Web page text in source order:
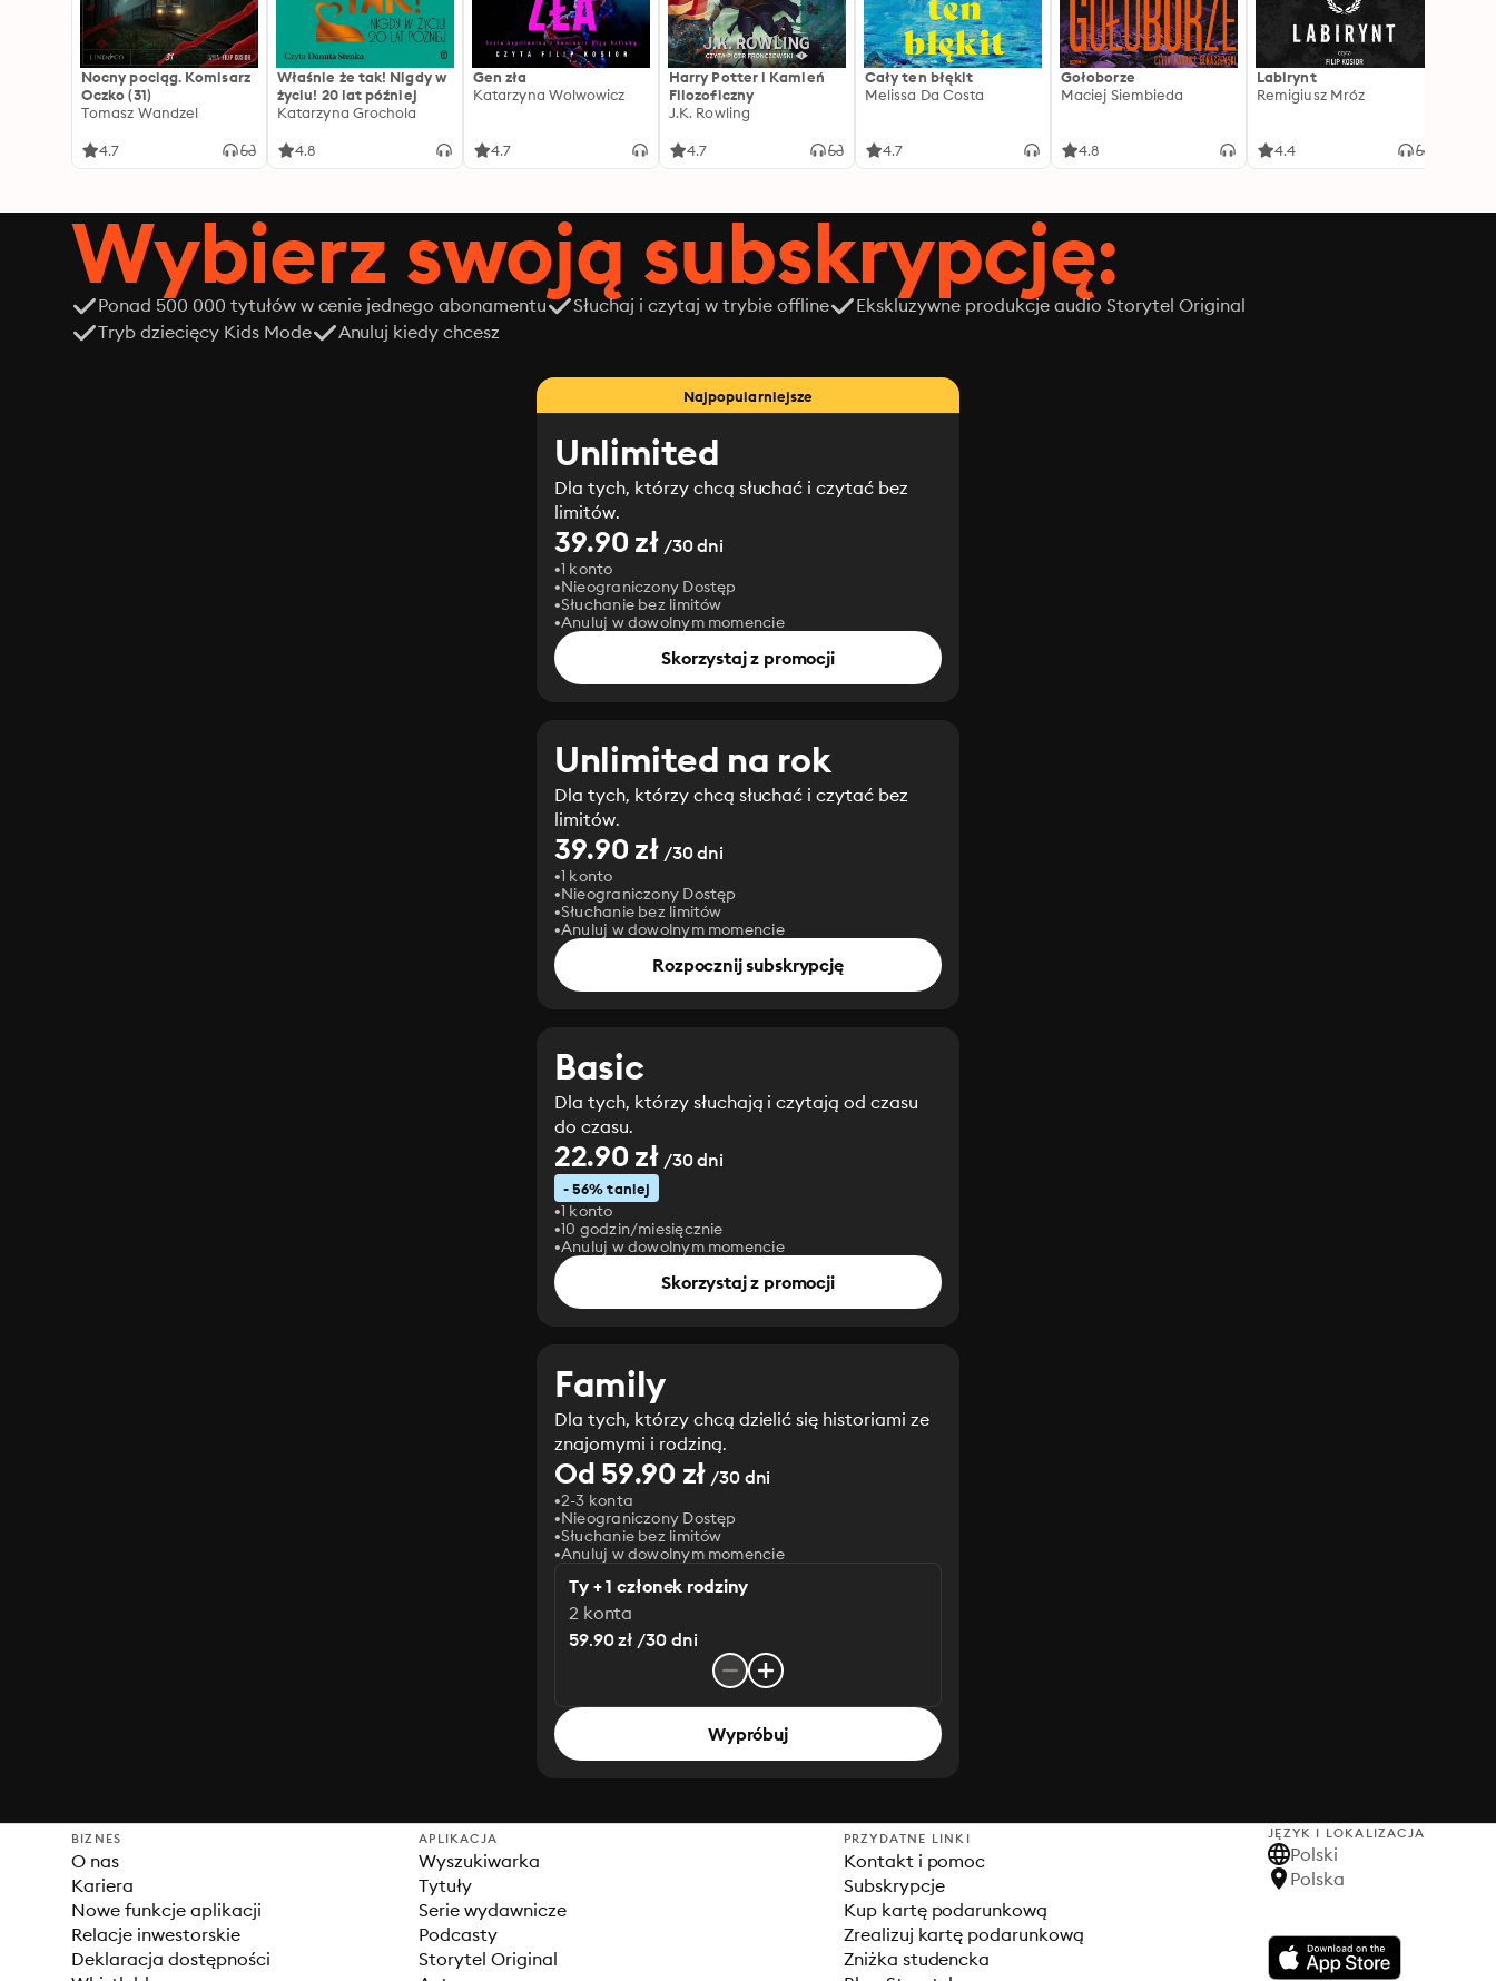
Nocny pociąg. Komisarz
Oczko (31)
Tomasz Wandzel
4.7
Właśnie że tak! Nigdy w
życiu! 20 lat później
Katarzyna Grochola
4.8
Gen zła
Katarzyna Wolwowicz
4.7
Harry Potter i Kamień
Filozoficzny
J.K. Rowling
4.7
Cały ten błękit
Melissa Da Costa
4.7
Gołoborze
Maciej Siembieda
4.8
Labirynt
Remigiusz Mróz
4.4
Wybierz swoją subskrypcję:
Ponad 500 000 tytułów w cenie jednego abonamentu Słuchaj i czytaj w trybie offline
Ekskluzywne produkcje audio Storytel Original
Tryb dziecięcy Kids Mode
Anuluj kiedy chcesz
Najpopularniejsze
Unlimited
Dla tych, którzy chcą słuchać i czytać bez
limitów.
39.90 zł/30 dni
1 konto
Nieograniczony Dostęp
Słuchanie bez limitów
Anuluj w dowolnym momencie
Skorzystaj z promocji
Unlimited na rok
Dla tych, którzy chcą słuchać i czytać bez
limitów.
39.90 zł/30 dni
1 konto
Nieograniczony Dostęp
Słuchanie bez limitów
Anuluj w dowolnym momencie
Rozpocznij subskrypcję
Basic
Dla tych, którzy słuchają i czytają od czasu
do czasu.
22.90 zł/30 dni
- 56% taniej
1 konto
10 godzin/miesięcznie
Anuluj w dowolnym momencie
Skorzystaj z promocji
Family
Dla tych, którzy chcą dzielić się historiami ze
znajomymi i rodziną.
Od 59.90 zł /30 dni
2-3 konta
Nieograniczony Dostęp
Słuchanie bez limitów
Anuluj w dowolnym momencie
Ty + 1 członek rodziny
2 konta
59.90 zł /30 dni
Wypróbuj
BIZNES
O nas
Kariera
Nowe funkcje aplikacji
Relacje inwestorskie
Deklaracja dostępności
APLIKACJA
Wyszukiwarka
Tytuły
Serie wydawnicze
Podcasty
Storytel Original
PRZYDATNE LINKI
Kontakt i pomoc
Subskrypcje
Kup kartę podarunkową
Zrealizuj kartę podarunkową
Zniżka studencka
JĘZYK I LOKALIZACJA
Polski
Polska